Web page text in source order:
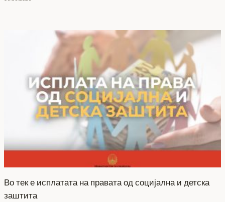
Во тек е исплатата на правата од социјална и детска
заштита